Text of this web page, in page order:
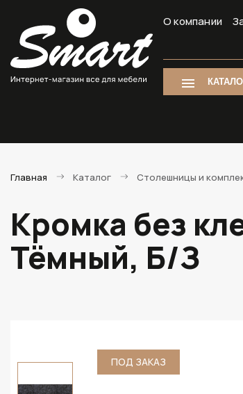
О компании
Главная Каталог Столешницы и
Кромка без
Тёмный, Б/З
ПОД ЗАКАЗ